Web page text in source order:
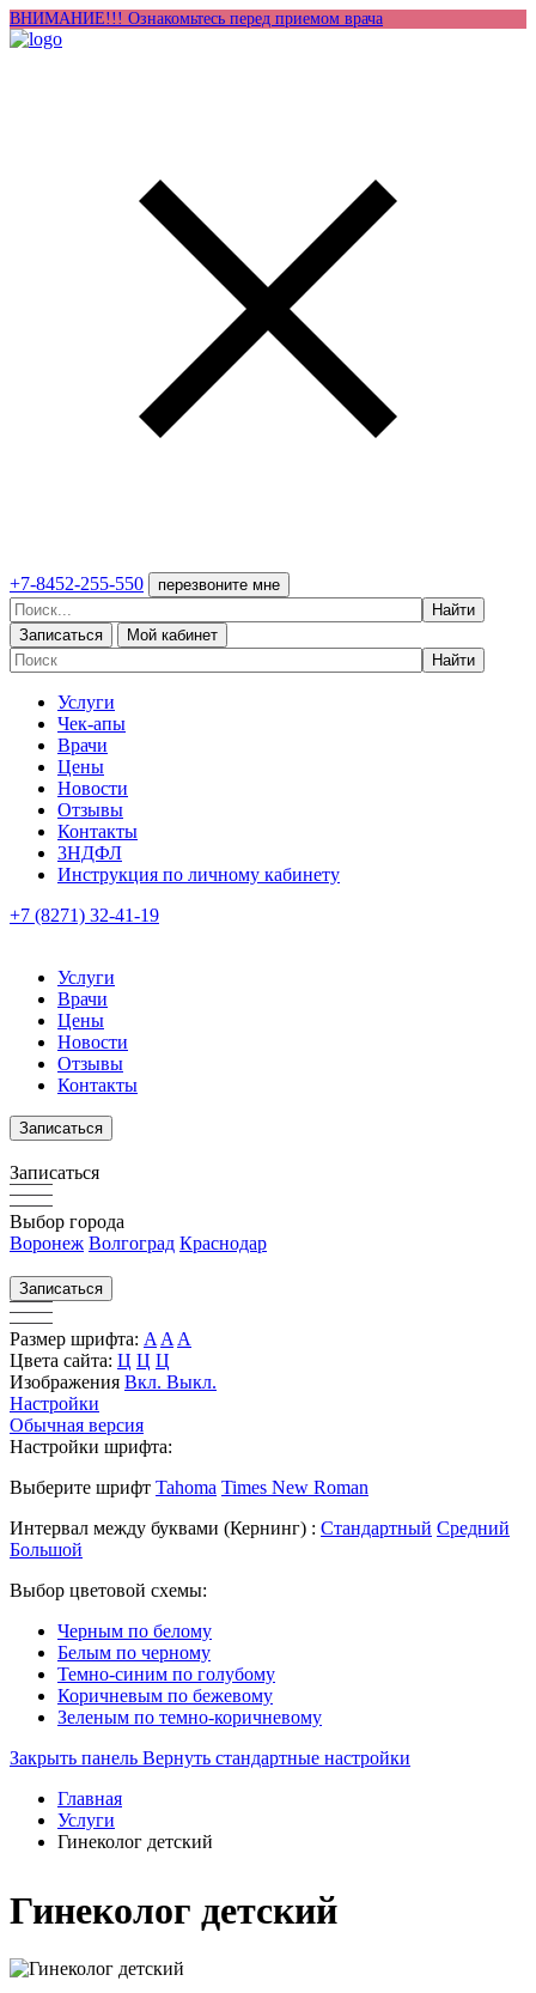
ВНИМАНИЕ!!! Ознакомьтесь перед приемом врача
+7-8452-255-550 перезвоните мне
Записаться Мой кабинет
Услуги
Чек-апы
Врачи
Цены
Новости
Отзывы
Контакты
3НДФЛ
Инструкция по личному кабинету
+7 (8271) 32-41-19
Услуги
Врачи
Цены
Новости
Отзывы
Контакты
Записаться
Записаться
Выбор города
Воронеж Волгоград Краснодар
Записаться
Размер шрифта: A A A
Цвета сайта: Ц Ц Ц
Изображения Вкл. Выкл.
Настройки
Обычная версия
Настройки шрифта:
Выберите шрифт Tahoma Times New Roman
Интервал между буквами (Кернинг) : Стандартный Средний
Большой
Выбор цветовой схемы:
Черным по белому
Белым по черному
Темно-синим по голубому
Коричневым по бежевому
Зеленым по темно-коричневому
Закрыть панель Вернуть стандартные настройки
Главная
Услуги
Гинеколог детский
Гинеколог детский